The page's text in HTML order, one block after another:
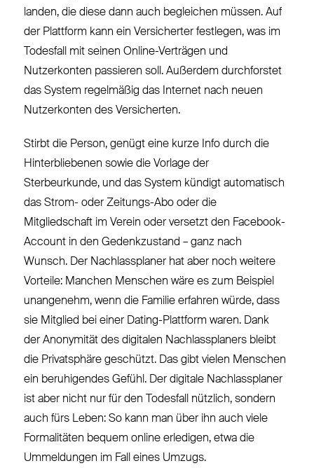
landen, die diese dann auch begleichen müssen. Auf
der Plattform kann ein Versicherter festlegen, was im
Todesfall mit seinen Online-Verträgen und
Nutzerkonten passieren soll. Außerdem durchforstet
das System regelmäßig das Internet nach neuen
Nutzerkonten des Versicherten.
Stirbt die Person, genügt eine kurze Info durch die
Hinterbliebenen sowie die Vorlage der
Sterbeurkunde, und das System kündigt automatisch
das Strom- oder Zeitungs-Abo oder die
Mitgliedschaft im Verein oder versetzt den Facebook-
Account in den Gedenkzustand – ganz nach
Wunsch. Der Nachlassplaner hat aber noch weitere
Vorteile: Manchen Menschen wäre es zum Beispiel
unangenehm, wenn die Familie erfahren würde, dass
sie Mitglied bei einer Dating-Plattform waren. Dank
der Anonymität des digitalen Nachlassplaners bleibt
die Privatsphäre geschützt. Das gibt vielen Menschen
ein beruhigendes Gefühl. Der digitale Nachlassplaner
ist aber nicht nur für den Todesfall nützlich, sondern
auch fürs Leben: So kann man über ihn auch viele
Formalitäten bequem online erledigen, etwa die
Ummeldungen im Fall eines Umzugs.